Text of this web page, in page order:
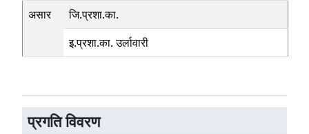
प्रगति विवरण
असार
जि.प्रशा.का.
इ.प्रशा.का. उर्लावारी